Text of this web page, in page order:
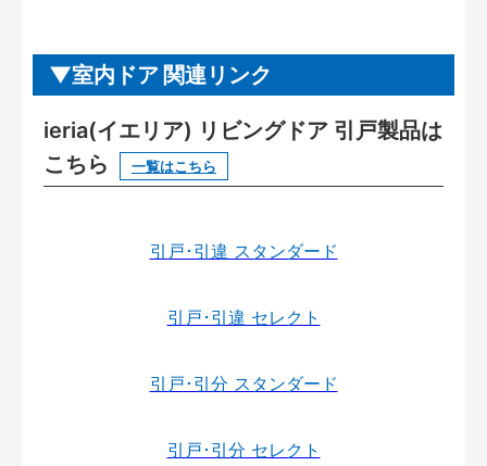
室内ドア 関連リンク
ieria(イエリア) リビングドア 引戸製品は
こちら
一覧はこちら
引戸･引違 スタンダード
引戸･引違 セレクト
引戸･引分 スタンダード
引戸･引分 セレクト